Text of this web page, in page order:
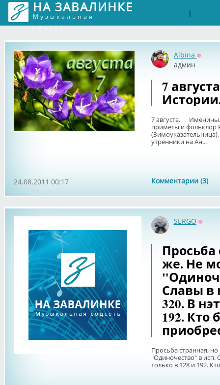
НА ЗАВАЛИНКЕ
Музыкальная
соцсеть
|
Albina
админ
7
7 августа.
приметы и фольклор
утренники на Ан...
Комментарии (3)
24.08.2011 00:17
SERGO
Просьба
же. Не
Славы в
320. В
192. Кто
Просьба странная,
"Одиночество" в исп.
только в 128 и 192.